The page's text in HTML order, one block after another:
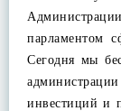
парламентом
Сегодня мы
инвестиций и